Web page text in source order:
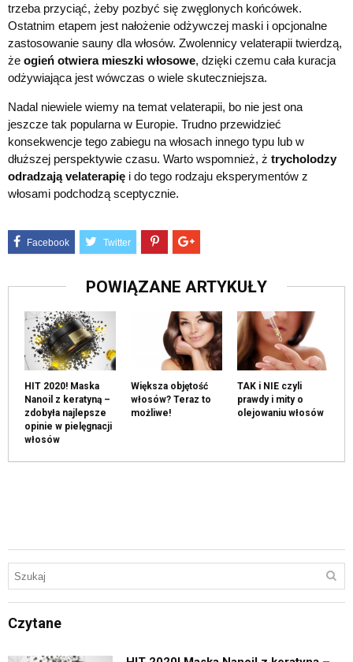
trzeba przyciąć, żeby pozbyć się zwęglonych końcówek.
Ostatnim etapem jest nałożenie odżywczej maski i opcjonalne
zastosowanie sauny dla włosów. Zwolennicy velaterapii twierdzą,
że ogień otwiera mieszki włosowe, dzięki czemu cała kuracja
odżywiająca jest wówczas o wiele skuteczniejsza.
Nadal niewiele wiemy na temat velaterapii, bo nie jest ona
jeszcze tak popularna w Europie. Trudno przewidzieć
konsekwencje tego zabiegu na włosach innego typu lub w
dłuższej perspektywie czasu. Warto wspomnież, ż trycholodzy
odradzają velaterapię i do tego rodzaju eksperymentów z
włosami podchodzą sceptycznie.
POWIĄZANE ARTYKUŁY
HIT 2020! Maska
Nanoil z keratyną –
zdobyła najlepsze
opinie w pielęgnacji
włosów
Większa objętość
włosów? Teraz to
możliwe!
TAK i NIE czyli
prawdy i mity o
olejowaniu włosów
Czytane